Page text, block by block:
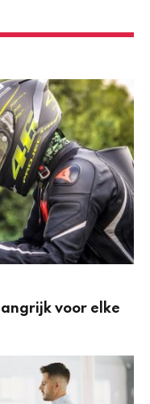
voor elke